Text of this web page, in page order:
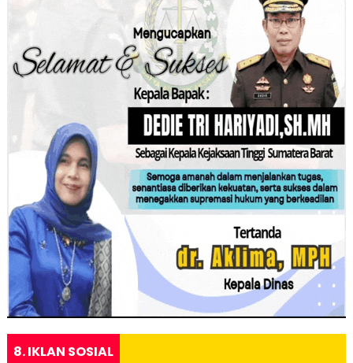
8. IKLAN SOSIAL